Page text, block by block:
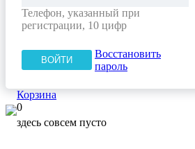
Телефон, указанный при
регистрации, 10 цифр
Восстановить
пароль
Корзина
0
здесь совсем пусто